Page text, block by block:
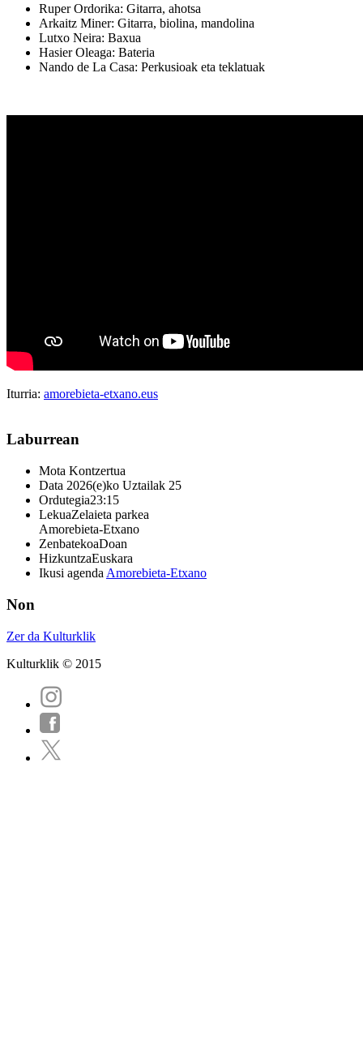
Ruper Ordorika: Gitarra, ahotsa
Arkaitz Miner: Gitarra, biolina, mandolina
Lutxo Neira: Baxua
Hasier Oleaga: Bateria
Nando de La Casa: Perkusioak eta teklatuak
Iturria: amorebieta-etxano.eus
Laburrean
Mota Kontzertua
Data 2026(e)ko Uztailak 25
Ordutegia23:15
LekuaZelaieta parkea
Amorebieta-Etxano
ZenbatekoaDoan
HizkuntzaEuskara
Ikusi agenda Amorebieta-Etxano
Non
Zer da Kulturklik
Kulturklik © 2015